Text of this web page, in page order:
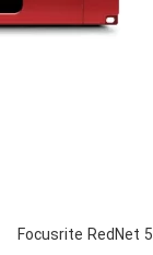
Focusrite RedNet 5